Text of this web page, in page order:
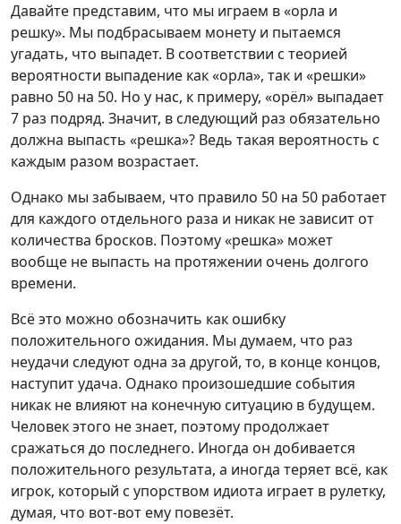
Давайте представим, что мы играем в «орла и
решку». Мы подбрасываем монету и пытаемся
угадать, что выпадет. В соответствии с теорией
вероятности выпадение как «орла», так и «решки»
равно 50 на 50. Но у нас, к примеру, «орёл» выпадает
7 раз подряд. Значит, в следующий раз обязательно
должна выпасть «решка»? Ведь такая вероятность с
каждым разом возрастает.
Однако мы забываем, что правило 50 на 50 работает
для каждого отдельного раза и никак не зависит от
количества бросков. Поэтому «решка» может
вообще не выпасть на протяжении очень долгого
времени.
Всё это можно обозначить как ошибку
положительного ожидания. Мы думаем, что раз
неудачи следуют одна за другой, то, в конце концов,
наступит удача. Однако произошедшие события
никак не влияют на конечную ситуацию в будущем.
Человек этого не знает, поэтому продолжает
сражаться до последнего. Иногда он добивается
положительного результата, а иногда теряет всё, как
игрок, который с упорством идиота играет в рулетку,
думая, что вот-вот ему повезёт.